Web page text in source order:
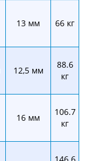
13 мм 66 кг
12,5 мм
88.6
кг
16 мм
106.7
кг